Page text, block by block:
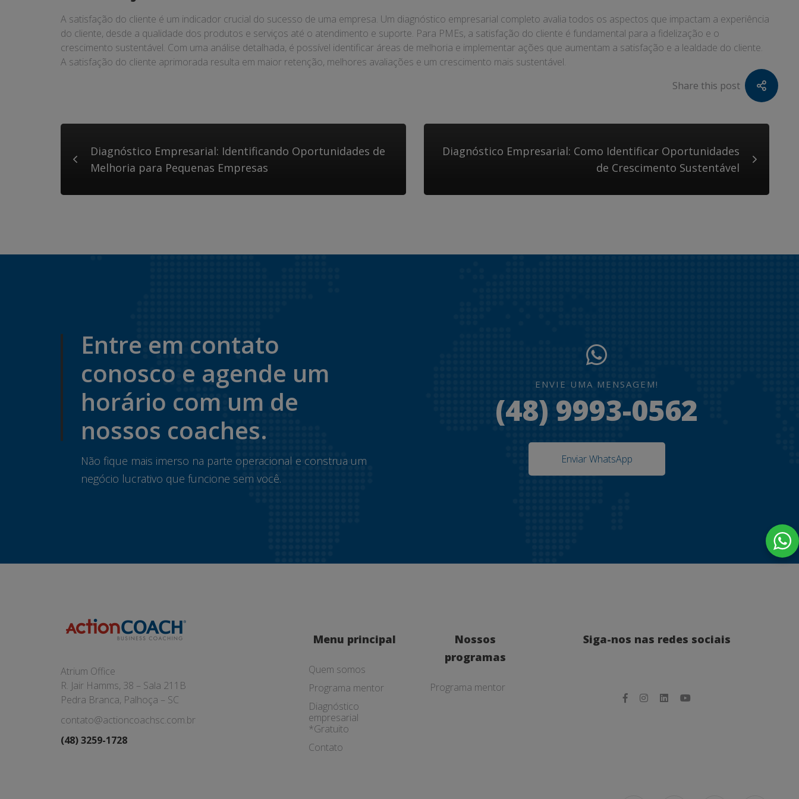
A satisfação do cliente é um indicador crucial do sucesso de uma empresa. Um diagnóstico empresarial completo avalia todos os aspectos que impactam a experiência
do cliente, desde a qualidade dos produtos e serviços até o atendimento e suporte. Para PMEs, a satisfação do cliente é fundamental para a fidelização e o
crescimento sustentável. Com uma análise detalhada, é possível identificar áreas de melhoria e implementar ações que aumentam a satisfação e a lealdade do cliente.
A satisfação do cliente aprimorada resulta em maior retenção, melhores avaliações e um crescimento mais sustentável.
Share this post
Diagnóstico Empresarial: Identificando Oportunidades de
Melhoria para Pequenas Empresas
Diagnóstico Empresarial: Como Identificar Oportunidades
de Crescimento Sustentável
Entre em contato
conosco e agende um
horário com um de
nossos coaches.
Não fique mais imerso na parte operacional e construa um
negócio lucrativo que funcione sem você.
ENVIE UMA MENSAGEM!
(48) 9993-0562
Enviar WhatsApp
Atrium Office
R. Jair Hamms, 38 – Sala 211B
Pedra Branca, Palhoça – SC
contato@actioncoachsc.com.br
(48) 3259-1728
Menu principal
Quem somos
Programa mentor
Diagnóstico
empresarial
*Gratuito
Contato
Nossos
programas
Programa mentor
Siga-nos nas redes sociais